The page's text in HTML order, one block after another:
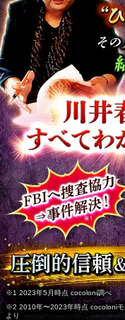
※1 2023年5月時点 cocoloni調べ
※2 2010年〜2023年時点 cocoloniモ
より